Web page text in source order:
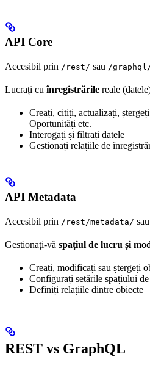
API Core
Accesibil prin /rest/ sau /
Lucrați cuînregistrările reale
Creați, citiți, actualizați,
Oportunități etc.
Interogați și filtrați datele
Gestionați relațiile de
API Metadata
Accesibil prin /rest/metadata/ sau
Gestionați-vă spațiul de lucru și
Creați, modificați sau ștergeți
Configurați setările spațiului
Definiți relațiile dintre obiecte
REST vs GraphQL